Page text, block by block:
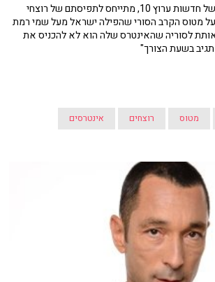
אור הלר, הכתב הצבאי של חדשות ערוץ 10, מתייחס לתפיסתם של רוצחי
מטוס הקרב הסורי שהפילה ישראל מעל שמי רמת
לסוריה שהאינטרס שלה הוא לא להכניס את
בשעת הצורך"
מטוס רוצחים אינטרסים